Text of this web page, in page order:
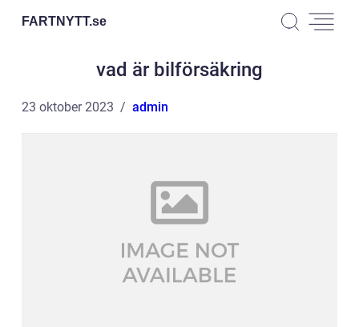
FARTNYTT.se
vad är bilförsäkring
23 oktober 2023 admin